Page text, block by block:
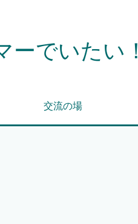
ーでいたい！
交流の場